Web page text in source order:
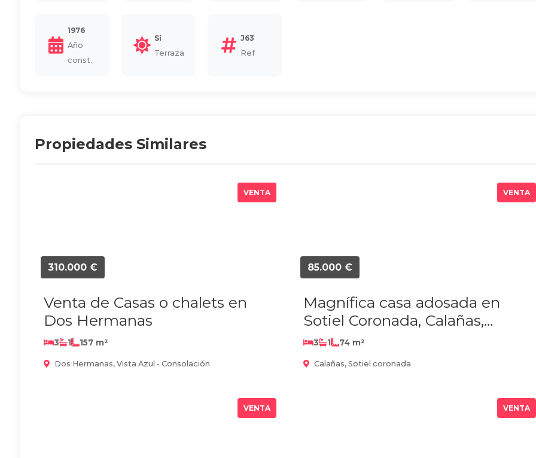
1976
Año
const.
Sí
Terraza
J63
Ref
Propiedades Similares
VENTA
310.000 €
Venta de Casas o chalets en
Dos Hermanas
3 1 157 m²
Dos Hermanas, Vista Azul - Consolación
VENTA
85.000 €
Magnífica casa adosada en
Sotiel Coronada, Calañas,
Huelva!!!
3 1 74 m²
Calañas, Sotiel coronada
VENTA VENTA